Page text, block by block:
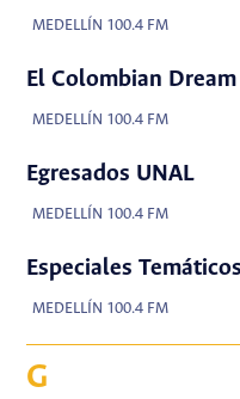
MEDELLÍN 100.4 FM
El Colombian Dream
MEDELLÍN 100.4 FM
Egresados UNAL
MEDELLÍN 100.4 FM
Especiales
MEDELLÍN 100.4 FM
G